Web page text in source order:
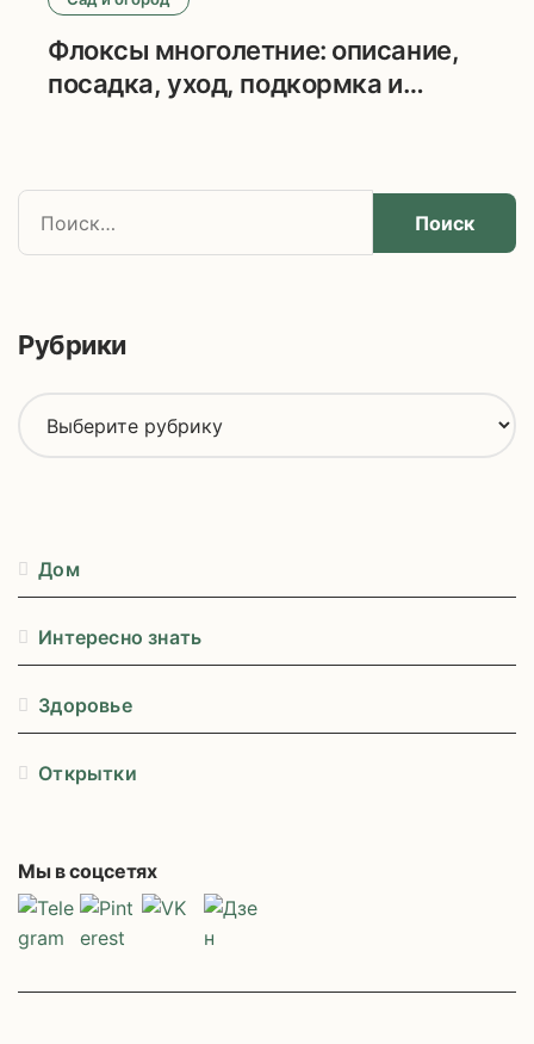
Флоксы многолетние: описание,
посадка, уход, подкормка и
Н
й
:Рубрики
Р
у
Дом
Интересно знать
Здоровье
Открытки
Мы в соцсетях